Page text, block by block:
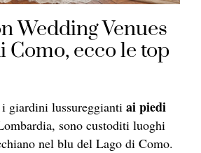
Wedding Venues
Como, ecco le top
giardini lussureggianti ai piedi
sono custoditi luoghi
nel blu del Lago di Como.